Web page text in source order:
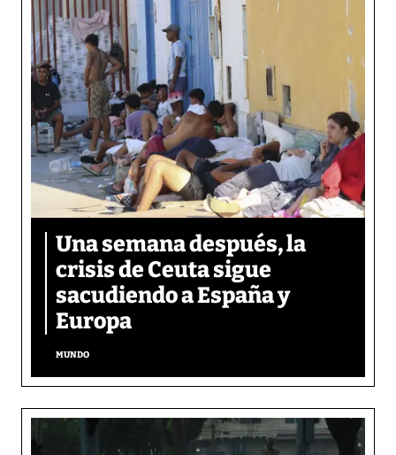
Una semana después, la
crisis de Ceuta sigue
sacudiendo a España y
Europa
MUNDO